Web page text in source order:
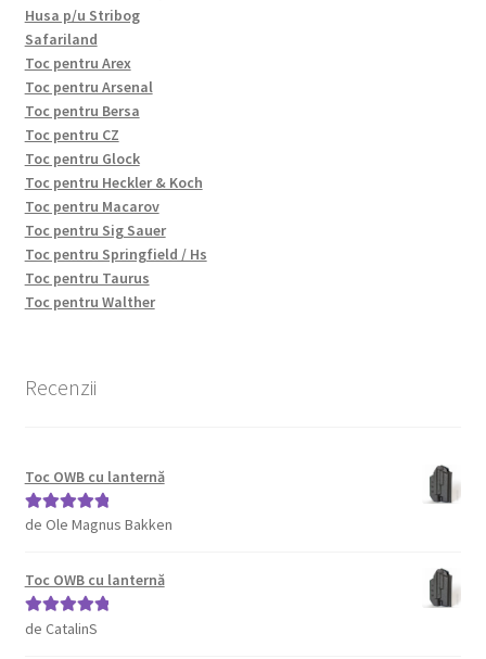
Husa p/u Stribog
Safariland
Toc pentru Arex
Toc pentru Arsenal
Toc pentru Bersa
Toc pentru CZ
Toc pentru Glock
Toc pentru Heckler & Koch
Toc pentru Macarov
Toc pentru Sig Sauer
Toc pentru Springfield / Hs
Toc pentru Taurus
Toc pentru Walther
Recenzii
Toc OWB cu lanternă
Evaluat la5
de Ole Magnus Bakken
Toc OWB cu lanternă
Evaluat la5
de CatalinS